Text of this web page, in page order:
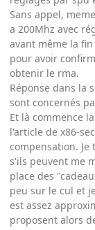
Sans appel,
a 200Mhz avec
avant même la fin
pour avoir
obtenir le rma.
Réponse dans la
sont concernés
Et là commence
l'article de x86-
compensation.
s'ils peuvent me
place des
peu sur le cul et
est assez
proposent alors